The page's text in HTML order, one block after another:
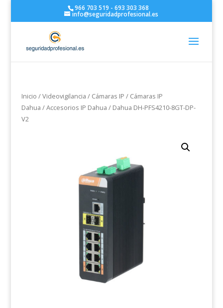
966 703 519 - 693 303 368
info@seguridadprofesional.es
Inicio /Videovigilancia / Cámaras IP / Cámaras IP
Dahua /Accesorios IP Dahua / Dahua DH-PFS4210-8GT-DP-
V2